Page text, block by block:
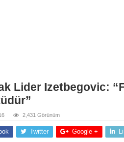
Lider Izetbegovic:
2,431 Görünüm
Twitter Google +